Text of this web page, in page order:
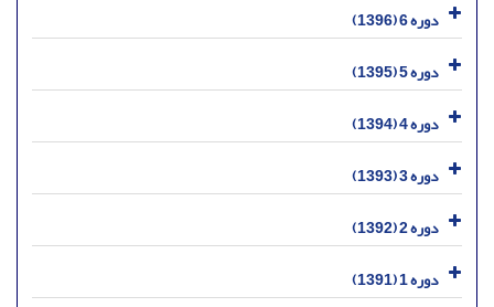
دوره 6 (1396)
دوره 5 (1395)
دوره 4 (1394)
دوره 3 (1393)
دوره 2 (1392)
دوره 1 (1391)